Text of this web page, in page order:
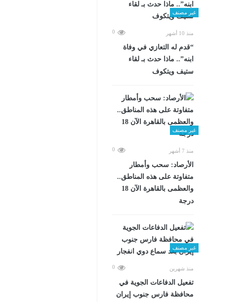
غير مصنف
منذ 10 أشهر 0
“قدم له التعازي في وفاة
ابنه”.. ماذا حدث بـ لقاء
ستيف ويتكوف
غير مصنف
منذ 7 أشهر 0
الأرصاد: سحب وأمطار
متفاوتة على هذه المناطق..
والعظمى بالقاهرة الآن 18
درجة
غير مصنف
منذ شهرين 0
تفعيل الدفاعات الجوية في
محافظة فارس جنوب إيران